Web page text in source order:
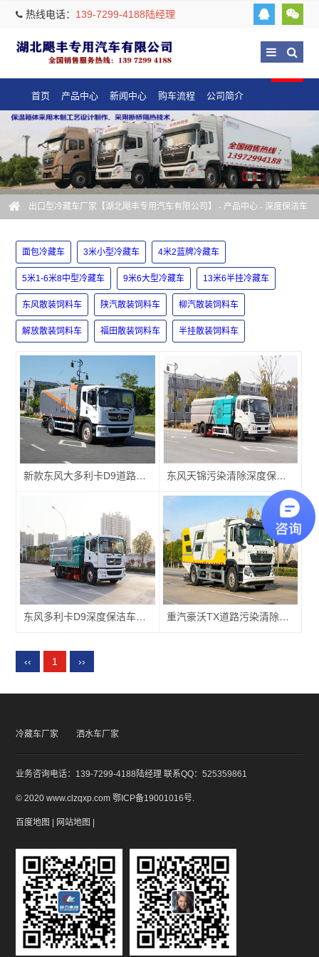
热线电话： 139-7299-4188陆经理
首页 产品中心 新闻中心 购车流程 公司简介
出口型冷藏车厂家【湖北飓丰专用汽车有限公司】 - 产品中心 - 深度保洁车
面包冷藏车 3米小型冷藏车 4米2蓝牌冷藏车
5米1-6米8中型冷藏车 9米6大型冷藏车 13米6半挂冷藏车
东风散装饲料车 陕汽散装饲料车 柳汽散装饲料车
解放散装饲料车 福田散装饲料车 半挂散装饲料车
新款东风大多利卡D9道路保洁污染清除车厂家报价 东风天锦污染清除深度保洁车厂家价格
重汽豪沃TX道路污染清除车厂家价格
‹‹ 1 ››
冷藏车厂家 洒水车厂家
业务咨询电话：139-7299-4188陆经理 联系QQ：525359861
© 2020 www.clzqxp.com鄂ICP备19001016号
百度地图 | 网站地图 |